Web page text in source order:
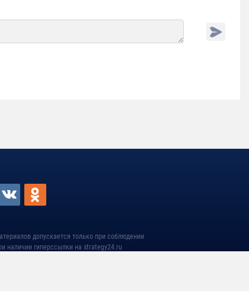
допускается только при соблюдении
наличии гиперссылки на strategy24.ru